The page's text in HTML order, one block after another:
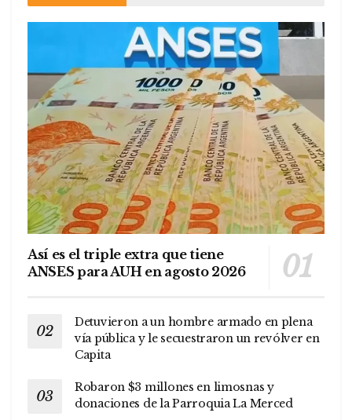
Así es el triple extra que tiene
ANSES para AUH en agosto 2026
Detuvieron a un hombre armado en plena
vía pública y le secuestraron un revólver en
Capita
Robaron $3 millones en limosnas y
donaciones de la Parroquia La Merced